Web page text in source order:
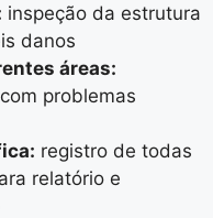
inspeção da estrutura
danos
áreas:
problemas
registro de todas
relatório e